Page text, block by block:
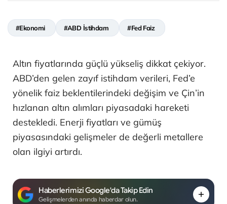
#Ekonomi #ABD İstihdam #Fed Faiz
Altın fiyatlarında güçlü yükseliş dikkat çekiyor.
ABD’den gelen zayıf istihdam verileri, Fed’e
yönelik faiz beklentilerindeki değişim ve Çin’in
hızlanan altın alımları piyasadaki hareketi
destekledi. Enerji fiyatları ve gümüş
piyasasındaki gelişmeler de değerli metallere
olan ilgiyi artırdı.
Haberlerimizi Google'da Takip Edin
Gelişmelerden anında haberdar olun.